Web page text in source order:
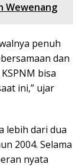
Wewenang
penuh
dan
bisa
ini,” ujar
lebih dari dua
2004. Selama
nyata